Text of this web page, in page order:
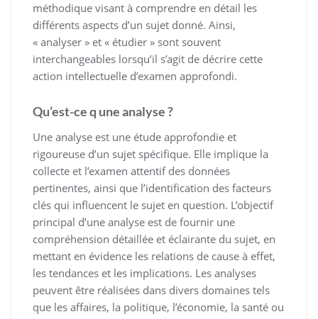
méthodique visant à comprendre en détail les
différents aspects d’un sujet donné. Ainsi,
« analyser » et « étudier » sont souvent
interchangeables lorsqu’il s’agit de décrire cette
action intellectuelle d’examen approfondi.
Qu’est-ce q une analyse ?
Une analyse est une étude approfondie et
rigoureuse d’un sujet spécifique. Elle implique la
collecte et l’examen attentif des données
pertinentes, ainsi que l’identification des facteurs
clés qui influencent le sujet en question. L’objectif
principal d’une analyse est de fournir une
compréhension détaillée et éclairante du sujet, en
mettant en évidence les relations de cause à effet,
les tendances et les implications. Les analyses
peuvent être réalisées dans divers domaines tels
que les affaires, la politique, l’économie, la santé ou